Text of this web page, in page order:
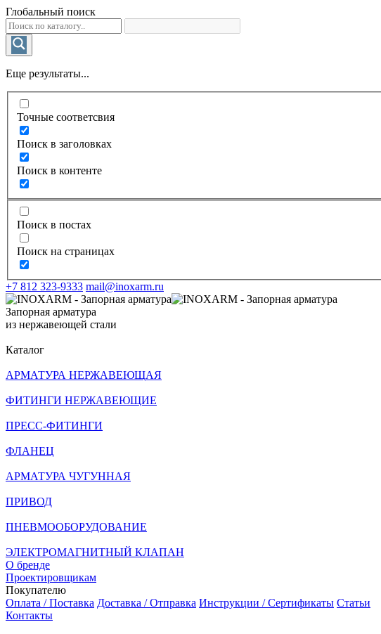
Глобальный поиск
Еще результаты...
Точные соответсвия
Поиск в заголовках
Поиск в контенте
Поиск в постах
Поиск на страницах
+7 812 323-9333 mail@inoxarm.ru
Запорная арматура
из нержавеющей стали
Каталог
АРМАТУРА НЕРЖАВЕЮЩАЯ
ФИТИНГИ НЕРЖАВЕЮЩИЕ
ПРЕСС-ФИТИНГИ
ФЛАНЕЦ
АРМАТУРА ЧУГУННАЯ
ПРИВОД
ПНЕВМООБОРУДОВАНИЕ
ЭЛЕКТРОМАГНИТНЫЙ КЛАПАН
О бренде
Проектировщикам
Покупателю
Оплата / Поставка Доставка / Отправка Инструкции / Сертификаты Статьи
Контакты